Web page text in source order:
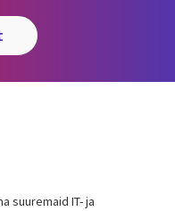
suuremaid IT- ja